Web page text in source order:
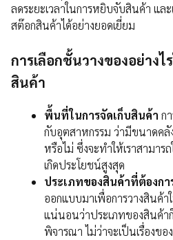
ลดระยะเวลาในการหยิบจับสินค้า แล
สต๊อกสินค้าได้อย่างยอดเยี่ยม
การเลือกชั้นวางของอย่างไ
สินค้า
พื้นที่ในการจัดเก็บสินค้า ก
กับอุตสาหกรรม ว่ามีขนาดค
หรือไม่ ซึ่งจะทำให้เราสามา
เกิดประโยชน์สูงสุด
ประเภทของสินค้าที่ต้องกา
ออกแบบมาเพื่อการวางสินค้า
แน่นอนว่าประเภทของสินค้
พิจารณา ไม่ว่าจะเป็นเรื่องข